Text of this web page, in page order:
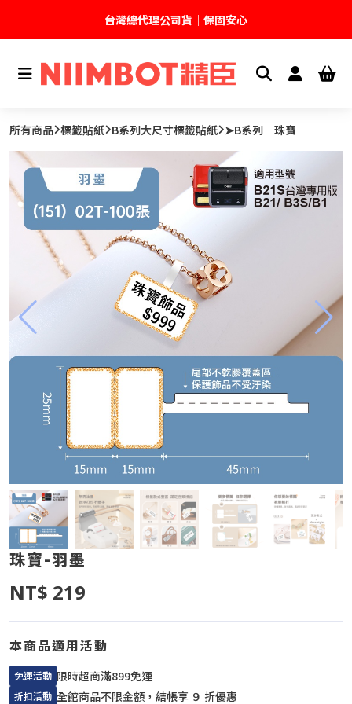
台灣總代理公司貨｜保固安心
🚚 全館現貨供應｜快速出貨不久等
台灣精臣科技有限公司｜原廠總代理｜售後完善
限時單筆滿＄８９９超商免運
所有商品 標籤貼紙 B系列大尺寸標籤貼紙 ➤B系列｜珠寶
珠寶-羽墨
NT$ 219
本商品適用活動
免運活動 限時超商滿899免運
折扣活動 全館商品不限金額，結帳享 ９ 折優惠